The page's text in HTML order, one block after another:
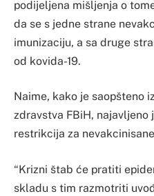
podijeljena mišljenja o
da se s jedne strane
imunizaciju, a sa druge
od kovida-19.
Naime, kako je saopšteno
zdravstva FBiH, najavljeno
restrikcija za
“Krizni štab će pratiti
skladu s tim razmotriti